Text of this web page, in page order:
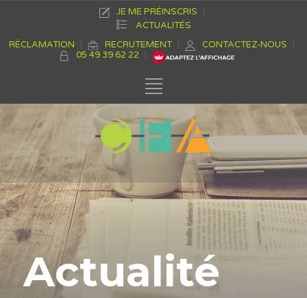
JE ME PRÉINSCRIS
ACTUALITÉS
RÉCLAMATION
RECRUTEMENT
CONTACTEZ-NOUS
05 49 39 62 22
Actualité